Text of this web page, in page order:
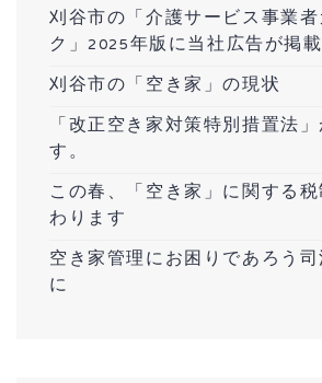
刈谷市の「介護サービス事業
ク」2025年版に当社広告が掲載
刈谷市の「空き家」の現状
「改正空き家対策特別措置法
す。
この春、「空き家」に関する
わります
空き家管理にお困りであろう
に